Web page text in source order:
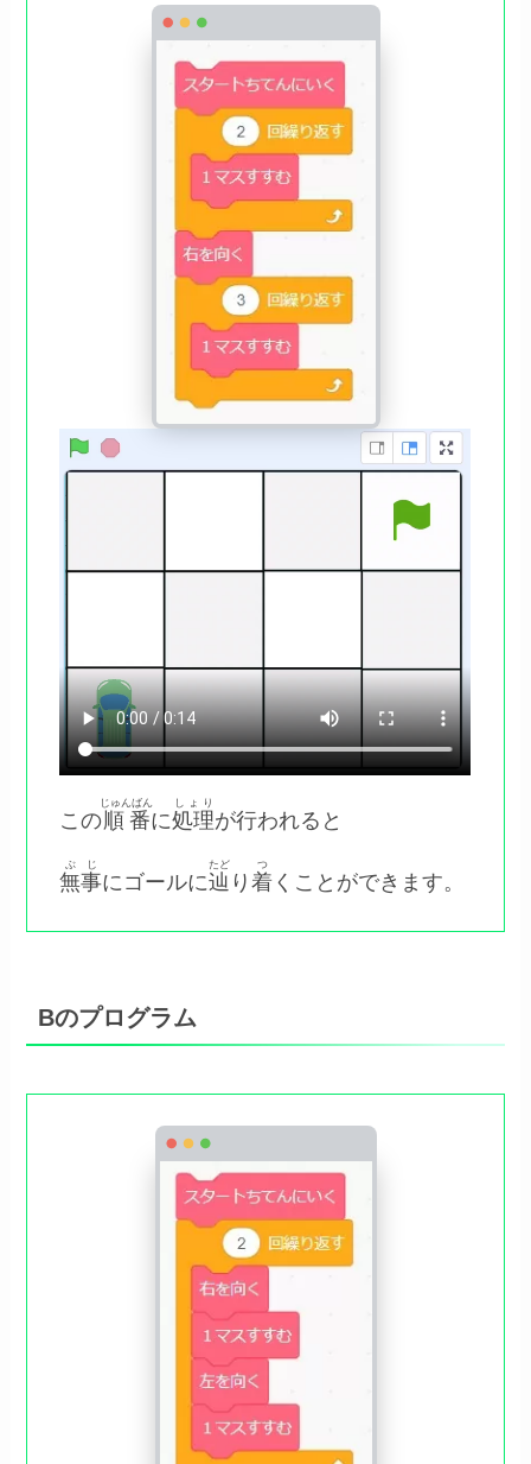
この順番
じゅんばん
に処理
しょり
が行われると
無事
ぶじ
にゴールに辿
たど
り着
つ
くことができます。
Bのプログラム